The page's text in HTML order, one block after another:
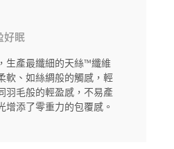
好眠
生產最纖細的天絲™纖維
軟、如絲綢般的觸感，輕
羽毛般的輕盈感，不易產
增添了零重力的包覆感。